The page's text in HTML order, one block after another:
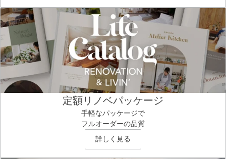
定額リノベパッケージ
手軽なパッケージで
フルオーダーの品質
詳しく見る